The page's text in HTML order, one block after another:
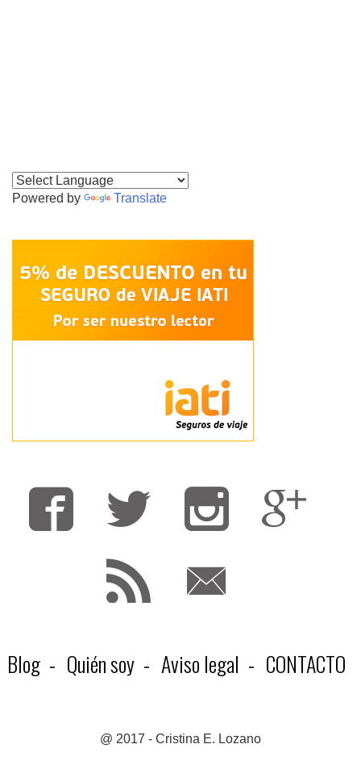
Powered by Translate
Blog Quién soy Aviso legal CONTACTO
@ 2017 - Cristina E. Lozano